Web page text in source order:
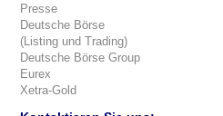
Presse
Deutsche Börse
(Listing und Trading)
Deutsche Börse Group
Eurex
Xetra-Gold